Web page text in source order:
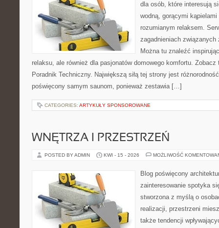
dla osób, które interesują
wodną, gorącymi
rozumianym relaksem.
zagadnieniach
Można tu znaleźć
relaksu, ale również dla pasjonatów domowego komfortu.
Poradnik Techniczny. Największą siłą tej strony jest
poświęcony samym saunom, ponieważ zestawia […]
CATEGORIES: ARTYKUŁY SPONSOROWANE
WNĘTRZA I PRZESTRZEŃ
POSTED BY ADMIN KWI - 15 - 2026 MOŻLIWOŚĆ
Blog poświęcony
zainteresowanie spotyka
stworzona z myślą o
realizacji, przestrzeni
także tendencji